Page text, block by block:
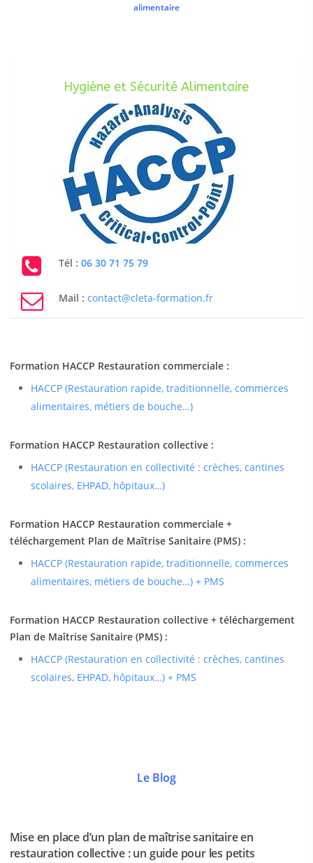
alimentaire
Hygiène et Sécurité Alimentaire
Tél : 06 30 71 75 79
Mail : contact@cleta-formation.fr
Formation HACCP Restauration commerciale :
HACCP (Restauration rapide, traditionnelle, commerces
alimentaires, métiers de bouche…)
Formation HACCP Restauration collective :
HACCP (Restauration en collectivité : crèches, cantines
scolaires, EHPAD, hôpitaux…)
Formation HACCP Restauration commerciale +
téléchargement Plan de Maîtrise Sanitaire (PMS) :
HACCP (Restauration rapide, traditionnelle, commerces
alimentaires, métiers de bouche…) + PMS
Formation HACCP Restauration collective + téléchargement
Plan de Maîtrise Sanitaire (PMS) :
HACCP (Restauration en collectivité : crèches, cantines
scolaires, EHPAD, hôpitaux…) + PMS
Le Blog
Mise en place d’un plan de maîtrise sanitaire en
restauration collective : un guide pour les petits